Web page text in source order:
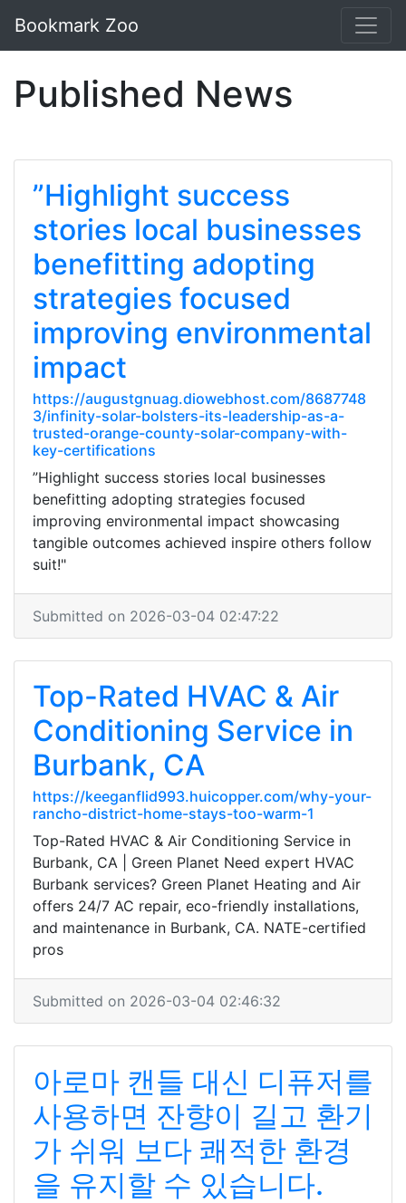
Bookmark Zoo
Published News
”Highlight success
stories local businesses
benefitting adopting
strategies focused
improving environmental
impact
https://augustgnuag.diowebhost.com/8687748
3/infinity-solar-bolsters-its-leadership-as-a-
trusted-orange-county-solar-company-with-
key-certifications
”Highlight success stories local businesses
benefitting adopting strategies focused
improving environmental impact showcasing
tangible outcomes achieved inspire others follow
suit!"
Submitted on 2026-03-04 02:47:22
Top-Rated HVAC & Air
Conditioning Service in
Burbank, CA
https://keeganflid993.huicopper.com/why-your-
rancho-district-home-stays-too-warm-1
Top-Rated HVAC & Air Conditioning Service in
Burbank, CA | Green Planet Need expert HVAC
Burbank services? Green Planet Heating and Air
offers 24/7 AC repair, eco-friendly installations,
and maintenance in Burbank, CA. NATE-certified
pros
Submitted on 2026-03-04 02:46:32
아로마 캔들 대신 디퓨저를
사용하면 잔향이 길고 환기
가 쉬워 보다 쾌적한 환경
을 유지할 수 있습니다.